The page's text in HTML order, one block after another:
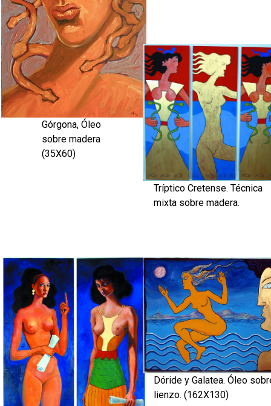
Górgona, Óleo
sobre madera
(35X60)
Tríptico Cretense. Técnica
mixta sobre madera.
Dóride y Galatea. Óleo
lienzo. (162X130)